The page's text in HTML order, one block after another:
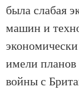
была слабая
машин и
имели
войны с